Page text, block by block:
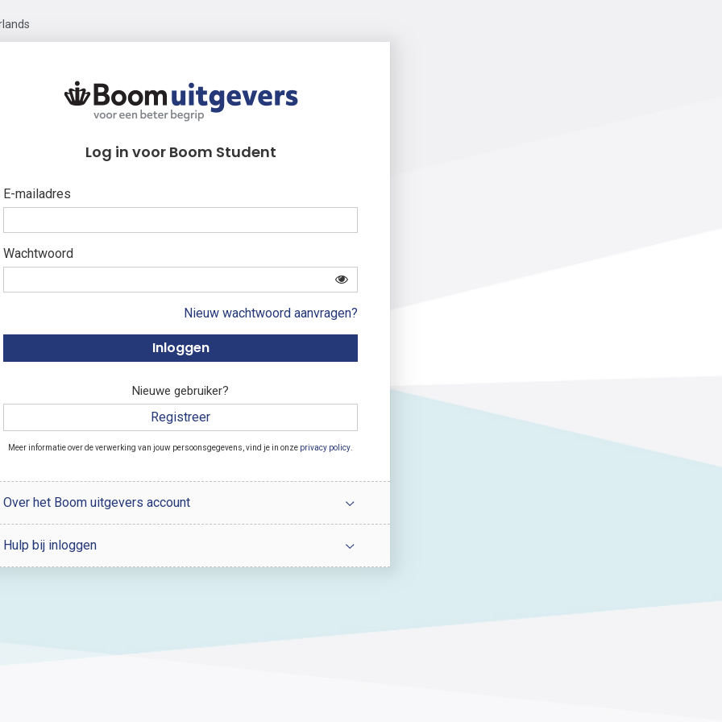
Log in voor Boom Student
E-mailadres
Wachtwoord
Nieuw wachtwoord aanvragen?
Nieuwe gebruiker?
Registreer
Meer informatie over de verwerking van jouw persoonsgegevens, vind je in onze privacy policy
Over het Boom uitgevers account
Hulp bij inloggen